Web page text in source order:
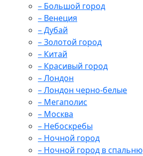
– Большой город
– Венеция
– Дубай
– Золотой город
– Китай
– Красивый город
– Лондон
– Лондон черно-белые
– Мегаполис
– Москва
– Небоскребы
– Ночной город
– Ночной город в спальню